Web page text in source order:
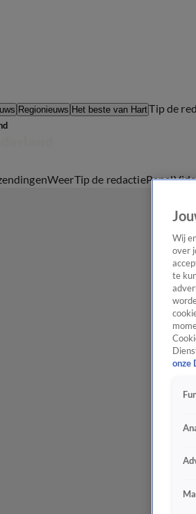
Regionieuws Het beste van HartTip de
WeerTip de redactiePanel
Wij
over
te
onze